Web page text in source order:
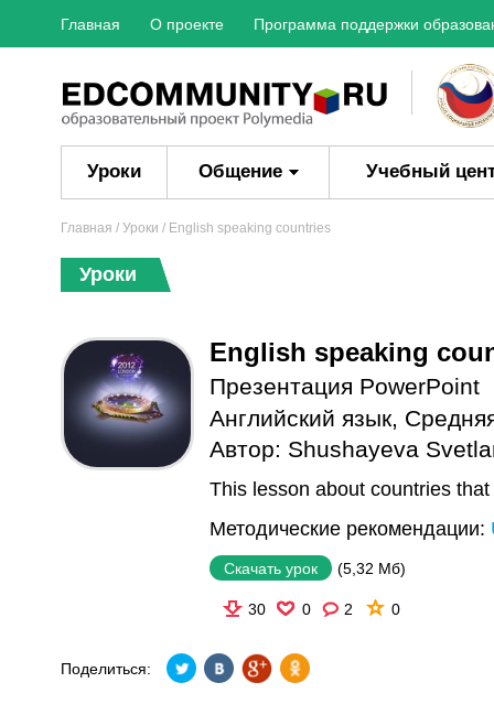
Главная О проекте Программа поддержки
Уроки Общение Учебный
Главная / Уроки / English speaking countries
Уроки
English speaking
Презентация PowerPoint
Английский язык,
Автор: Shushayeva
This lesson about countries
Методические рекомендации:
Скачать урок (5,32 Мб)
30 0 2 0
Поделиться: